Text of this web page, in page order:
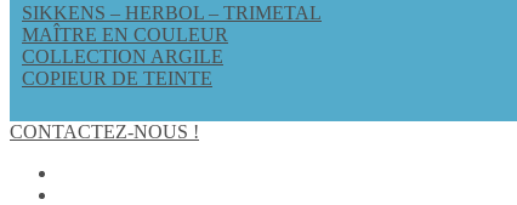
SIKKENS – HERBOL – TRIMETAL
MAÎTRE EN COULEUR
COLLECTION ARGILE
COPIEUR DE TEINTE
CONTACTEZ-NOUS !